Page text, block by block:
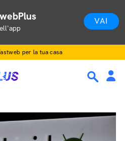
VAI
per la tua casa